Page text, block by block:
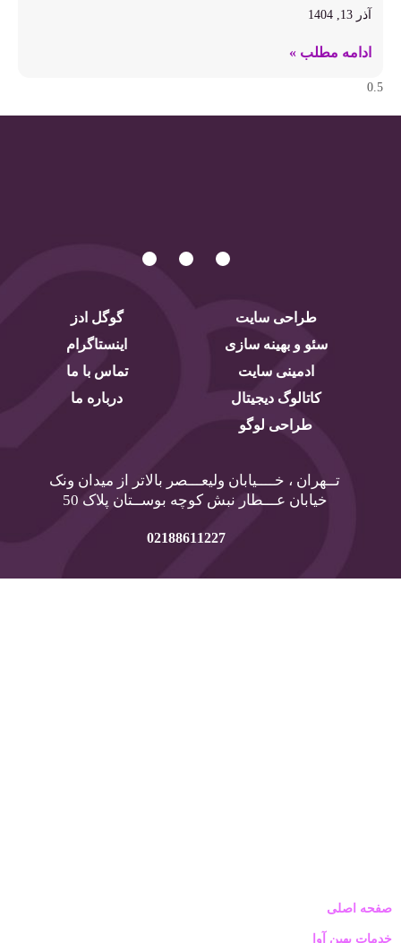
آذر 13, 1404
ادامه مطلب »
طراحی سایت
سئو و بهینه سازی
ادمینی سایت
کاتالوگ دیجیتال
طراحی لوگو
گوگل ادز
اینستاگرام
تماس با ما
درباره ما
تــهران ، خــــیابان ولیعـــصر بالاتر از میدان ونک
خیابان عـــطار نبش کوچه بوســتان پلاک 50
02188611227
صفحه اصلی
خدمات بهین آوا